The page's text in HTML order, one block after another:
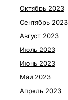
Октябрь 2023
Сентябрь 2023
Август 2023
Июль 2023
Июнь 2023
Май 2023
Апрель 2023